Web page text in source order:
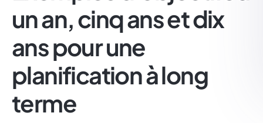
un an, cinq ans et dix
ans pour une
planification à long
terme